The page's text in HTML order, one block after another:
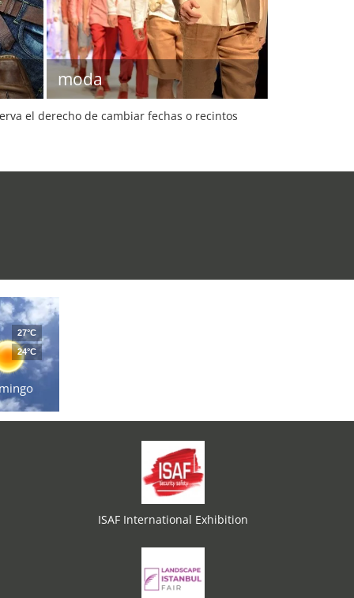
moda
el derecho de cambiar fechas o recintos
27°C
24°C
ISAF International Exhibition